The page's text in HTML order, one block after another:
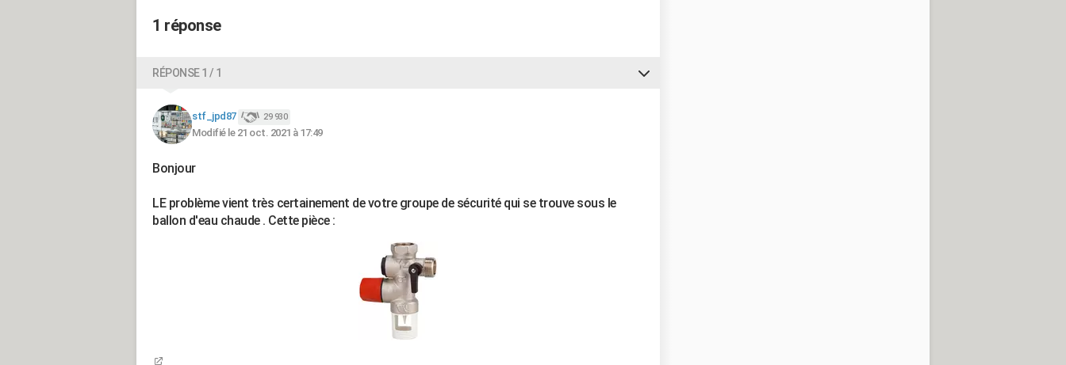
1 réponse
RÉPONSE 1 / 1
stf_jpd87 29 930
Modifié le 21 oct. 2021 à 17:49
Bonjour
LE problème vient très certainement de votre groupe de sécurité qui se trouve sous le
ballon d'eau chaude . Cette pièce :